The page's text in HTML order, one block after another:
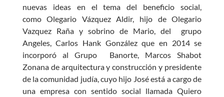
nuevas ideas en el tema del beneficio social,
como Olegario Vázquez Aldir, hijo de Olegario
Vazquez Raña y sobrino de Mario, del grupo
Angeles, Carlos Hank González que en 2014 se
incorporó al Grupo Banorte, Marcos Shabot
Zonana de arquitectura y construcción y presidente
de la comunidad judía, cuyo hijo José está a cargo de
una empresa con sentido social llamada Quiero